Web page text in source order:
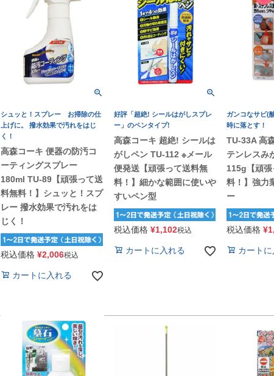
シュッと！スプレー お掃除の仕
上げに。 撥水効果で汚れをはじ
く！
高森コーキ 便器の防汚コ
ーティングスプレー
180ml TU-89【頑張って送
料無料！】シュッと！スプ
レー 撥水効果で汚れをは
じく！
税込価格 ¥2,006税込
カートに入れる
好評「超絶! シールはがしスプレ
ー」のペンタイプ!
高森コーキ 超絶! シールは
がしペン TU-112 ※メール
便発送【頑張って送料無
料！】細かな範囲に使いや
すいペン型
税込価格 ¥1,102税込
カートに入れる
ガンコなサビ(
時に落とす！
TU-33A 高
テンレスみ
115g【頑
料！】強力
ー
税込価格 ¥
カートに